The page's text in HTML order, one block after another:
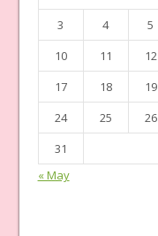
3
4 5
10
11 12
17
18 19
24
25 26
31
« May